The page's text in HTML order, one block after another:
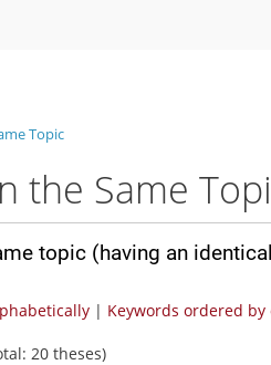
Topic
the Same
topic (having an
| Keywords ordered
20 theses)